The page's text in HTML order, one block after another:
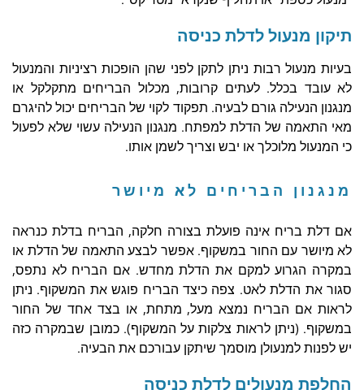
תיקון מנעול לדלת כניסה
בעיות מנעול רבות ניתן לתקן לפני שהן הופכות רציניות והמנעול
לא עובד בכלל. לעתים קרובות, מכלול הבריחים מתקלקל או
מנגנון הנעילה גורם לבעיה. תפקוד לקוי של הבריחים יכול להיגרם
מאי התאמה של הדלת למפתח. מנגנון הנעילה עשוי שלא לפעול
כי המנעול מלוכלך או יבש וצריך לשמן אותו.
מנגנון הבריחים לא מיושר
אם דלת בריח אינה פועלת בצורה חלקה, הבריח בדלת כנראה
לא מיושר עם החור במשקוף. אפשר לבצע התאמה של הדלת או
במקרה הגרוע למקם את הדלת מחדש. אם הבריח לא נתפס,
סגור את הדלת לאט. צפה כיצד הבריח פוגש את המשקוף. ניתן
לראות אם הבריח נמצא מעל, מתחת, או בצד אחד של החור
במשקוף. (ניתן לראות צלקות על המשקוף). כמובן שבמקרה כזה
יש לפנות למנעולן מוסמך שיתקן עבורכם את הבעיה.
החלפת מנעולים לדלת כניסה